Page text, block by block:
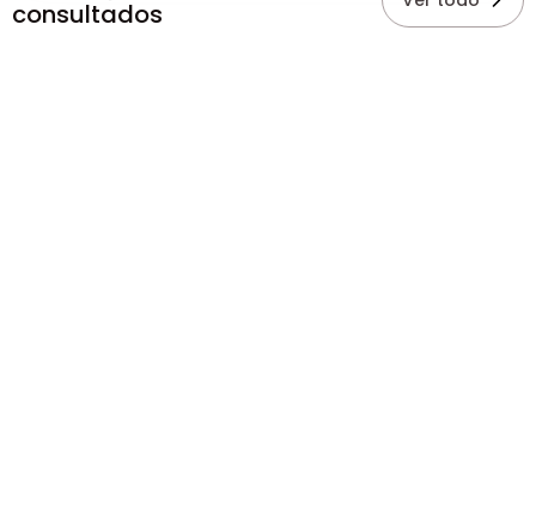
consultados